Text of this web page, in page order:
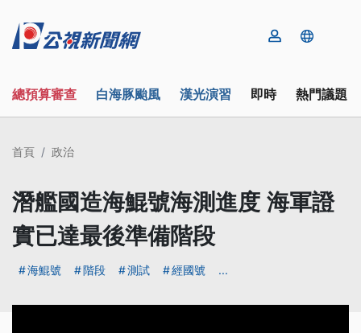
總預算審查 白海豚颱風 漢光演習 即時 熱門議題
首頁 政治
潛艦國造海鯤號海測進度 海軍證
實已達最後準備階段
海鯤號 階段 測試 經國號 ...